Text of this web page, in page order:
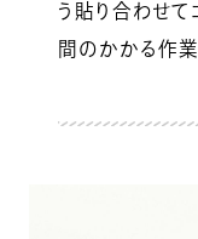
う貼り合わせ
間のかかる作業